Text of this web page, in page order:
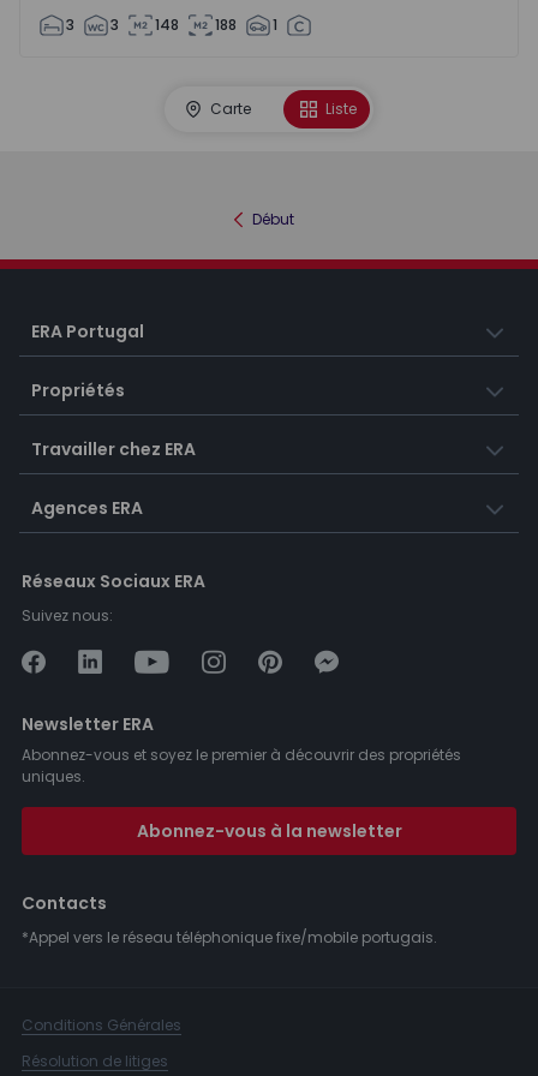
3 3 148 188 1
Carte Liste
Début
ERA Portugal
Propriétés
Travailler chez ERA
Agences ERA
Réseaux Sociaux ERA
Suivez nous:
Newsletter ERA
Abonnez-vous et soyez le premier à découvrir des propriétés
uniques.
Abonnez-vous à la newsletter
Contacts
*Appel vers le réseau téléphonique fixe/mobile portugais.
Conditions Générales
Résolution de litiges